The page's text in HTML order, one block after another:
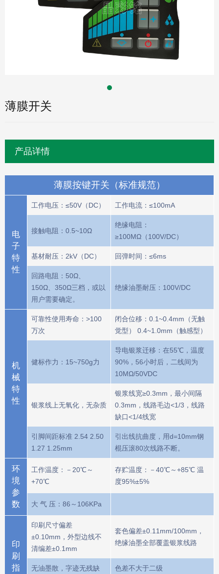
薄膜开关
产品详情
薄膜按键开关（标准规范）
电
子
特
性
工作电压：≤50V（DC） 工作电流：≤100mA
接触电阻：0.5~10Ω
绝缘电阻：
≥100MΩ（100V/DC）
基材耐压：2kV（DC） 回弹时间：≤6ms
回路电阻：50Ω、
150Ω、350Ω三档，或以
用户需要确定。
绝缘油墨耐压：100V/DC
机
械
特
性
可靠性使用寿命：>100
万次
闭合位移：0.1~0.4mm（无触
觉型） 0.4~1.0mm（触感型）
健标作力：15~750g力
导电银浆迁移：在55℃，温度
90%，56小时后，二线间为
10MΩ/50VDC
银浆线上无氧化，无杂质
银浆线宽≥0.3mm，最小间隔
0.3mm，线路毛边<1/3，线路
缺口<1/4线宽
引脚间距标准 2.54 2.50
1.27 1.25mm
引出线抗曲度，用d=10mm钢
棍压滚80次线路不断。
环
境
参
数
工作温度：－20℃～
+70℃
存贮温度：－40℃～+85℃ 温
度95%±5%
大 气 压：86～106KPa
印
刷
指
印刷尺寸偏差
±0.10mm，外型边线不
清编差±0.1mm
套色偏差±0.11mm/100mm，
绝缘油墨全部覆盖银浆线路
无油墨散，字迹无残缺 色差不大于二级